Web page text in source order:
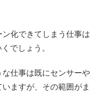
化できてしまう仕事は
でしょう。
仕事は既にセンサーや
ますが、その範囲がま